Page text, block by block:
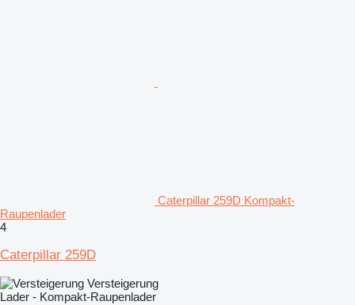
Caterpillar 259D Kompakt-
Raupenlader
4
Caterpillar 259D
Versteigerung
Lader - Kompakt-Raupenlader